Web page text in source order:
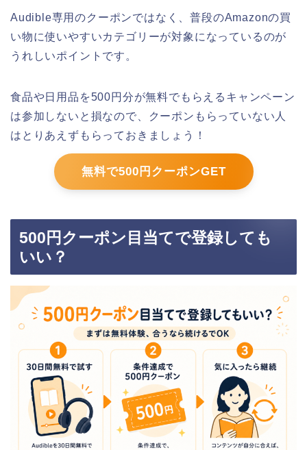
Audible専用のクーポンではなく、普段のAmazonの買
い物に使いやすいカテゴリーが対象になっているのが
うれしいポイントです。
食品や日用品を500円分が無料でもらえるキャンペーン
は参加しないと損なので、クーポンもらっていない人
はとりあえずもらっておきましょう！
無料で500円クーポンGET
500円クーポン目当てで登録しても
いい？